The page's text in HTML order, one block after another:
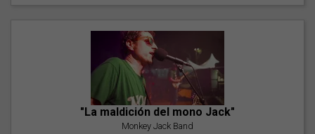
"La maldición del mono Jack"
Monkey Jack Band